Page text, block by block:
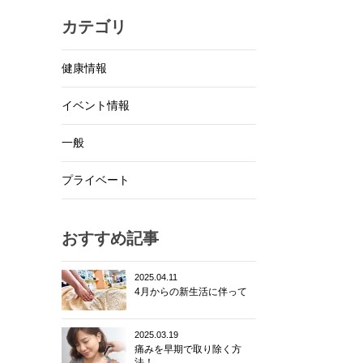
カテゴリ
健康情報
イベント情報
一般
プライベート
おすすめ記事
2025.04.11
4月からの新生活に伴って
2025.03.19
痛みを早期で取り除く方